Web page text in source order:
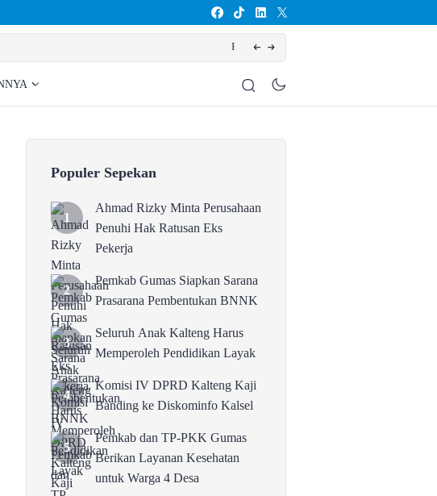
Prasarana Pembentukan BNNK
Populer Sepekan
Ahmad Rizky Minta Perusahaan
Penuhi Hak Ratusan Eks
Pekerja
Pemkab Gumas Siapkan Sarana
Prasarana Pembentukan BNNK
Seluruh Anak Kalteng Harus
Memperoleh Pendidikan Layak
Komisi IV DPRD Kalteng Kaji
Banding ke Diskominfo Kalsel
Pemkab dan TP-PKK Gumas
Berikan Layanan Kesehatan
untuk Warga 4 Desa